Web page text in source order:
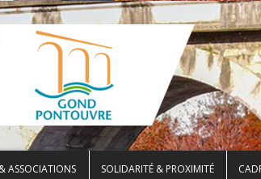
ASSOCIATIONS SOLIDARITÉ & PROXIMITÉ